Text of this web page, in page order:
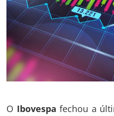
O Ibovespa fechou a